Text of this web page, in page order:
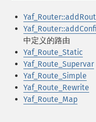
中定义的路由
Yaf_Route_Static
Yaf_Route_Supervar
Yaf_Route_Simple
Yaf_Route_Rewrite
Yaf_Route_Map